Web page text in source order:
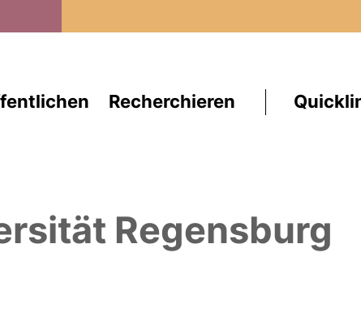
Recherchieren
Regensburg